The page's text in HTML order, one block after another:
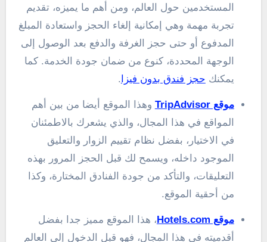
المستخدمين حول العالم، ومن أهم ما يميزه، تقديم
تجربة مهمة وهي إمكانية إلغاء الحجز واستعادة المبلغ
المدفوع أو حتى حجز الغرفة والدفع بعد الوصول إلى
الوجهة المحددة، كنوع من ضمان جودة الخدمة. كما
يمكنك حجز فندق بدون فيزا .
موقع TripAdvisor
وهذا الموقع أيضا من بين أهم
المواقع في هذا المجال، والذي يشعرك بالاطمئنان
في الاختيار، بفضل نظام تقييم الزوار والتعليق
الموجود داخله، ويسمح لك قبل الحجز المرور بهذه
التعليقات، والتأكد من جودة الفنادق المختارة، وكذا
من أحقية الموقع.
موقع Hotels.com
، هذا الموقع مميز جدا بفضل
أقدميته في هذا المجال، فهو قبل الدخول إلى العالم